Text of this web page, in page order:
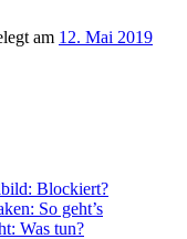
am 12. Mai 2019
Blockiert?
So geht’s
Was tun?